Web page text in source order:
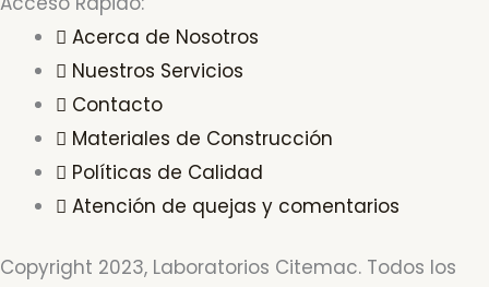
Acerca de Nosotros
Nuestros Servicios
Contacto
Materiales de Construcción
Políticas de Calidad
Atención de quejas y comentarios
Copyright 2023, Laboratorios Citemac. Todos los